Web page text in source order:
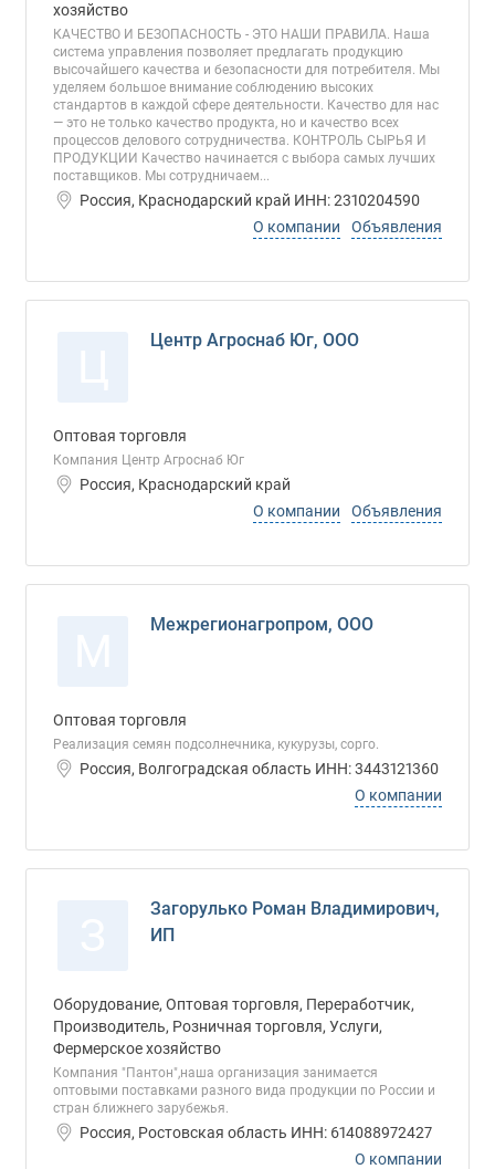
хозяйство
КАЧЕСТВО И БЕЗОПАСНОСТЬ - ЭТО НАШИ ПРАВИЛА. Наша
система управления позволяет предлагать продукцию
высочайшего качества и безопасности для потребителя. Мы
уделяем большое внимание соблюдению высоких
стандартов в каждой сфере деятельности. Качество для нас
— это не только качество продукта, но и качество всех
процессов делового сотрудничества. КОНТРОЛЬ СЫРЬЯ И
ПРОДУКЦИИ Качество начинается с выбора самых лучших
поставщиков. Мы сотрудничаем...
Россия, Краснодарский край ИНН: 2310204590
О компании
Объявления
Центр Агроснаб Юг, ООО
Оптовая торговля
Компания Центр Агроснаб Юг
Россия, Краснодарский край
О компании
Объявления
Межрегионагропром, ООО
Оптовая торговля
Реализация семян подсолнечника, кукурузы, сорго.
Россия, Волгоградская область ИНН: 3443121360
О компании
Загорулько Роман Владимирович,
ИП
Оборудование, Оптовая торговля, Переработчик,
Производитель, Розничная торговля, Услуги,
Фермерское хозяйство
Компания "Пантон",наша организация занимается
оптовыми поставками разного вида продукции по России и
стран ближнего зарубежья.
Россия, Ростовская область ИНН: 614088972427
О компании